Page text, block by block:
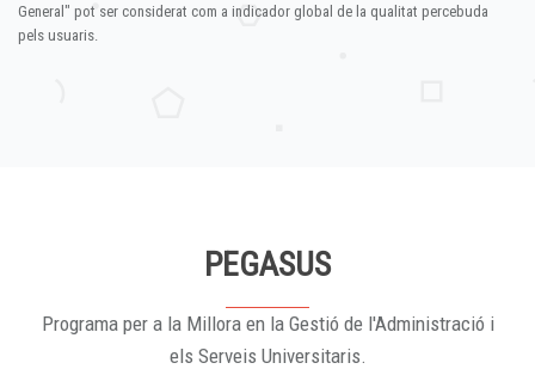
General" pot ser considerat com a indicador global de la qualitat percebuda
pels usuaris.
PEGASUS
Programa per a la Millora en la Gestió de l'Administració i
els Serveis Universitaris.